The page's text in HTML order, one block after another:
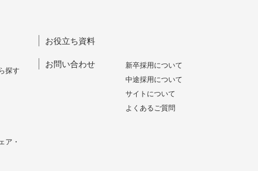
探す
ア・
お役立ち資料
お問い合わせ
新卒採⽤について
中途採⽤について
サイトについて
よくあるご質問